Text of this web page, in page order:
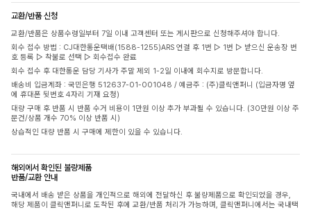
교환/반품 신청
교환/반품은 상품수령일부터 7일 이내 고객센터 또는 게시판으로 신청해주셔야 합니다.
회수 접수 방법 : CJ대한통운택배(1588-1255)ARS 연결 후 1번 ▷ 1번 ▷ 받으신 운송장 번
호 등록 ▷ 착불로 선택 ▷ 회수접수 완료
회수 접수 후 대한통운 담당 기사가 주말 제외 1-2일 이내에 회수지로 방문합니다.
배송비 입금계좌 : 국민은행 512637-01-001048 / 예금주 : (주)클릭앤퍼니 (입금자명 옆
에 휴대폰 뒷번호 4자리 기재 요청)
대량 구매 후 반품 시 반품 수거 비용이 1만원 이상 추가 부과될 수 있습니다. (30만원 이상 주
문건/상품 개수 70% 이상 반품 시)
상습적인 대량 반품 시 구매에 제한이 있을 수 있습니다.
해외에서 확인된 불량제품
반품/교환 안내
국내에서 배송 받은 상품을 개인적으로 해외에 전달하신 후 불량제품으로 확인되었을 경우,
해당 제품이 클릭앤퍼니로 도착된 후에 교환/반품 처리가 가능하며, 클릭앤퍼니에서는 국내택